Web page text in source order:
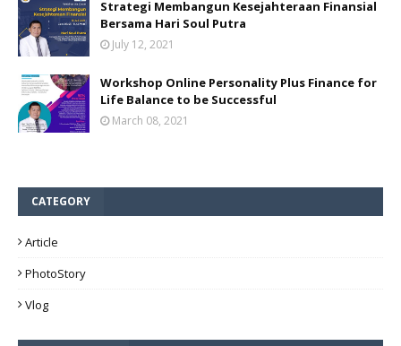
Strategi Membangun Kesejahteraan Finansial
Bersama Hari Soul Putra
July 12, 2021
Workshop Online Personality Plus Finance for
Life Balance to be Successful
March 08, 2021
CATEGORY
Article
PhotoStory
Vlog